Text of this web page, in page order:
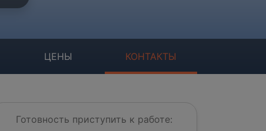
ЦЕНЫ КОНТАКТЫ
Готовность приступить к работе: